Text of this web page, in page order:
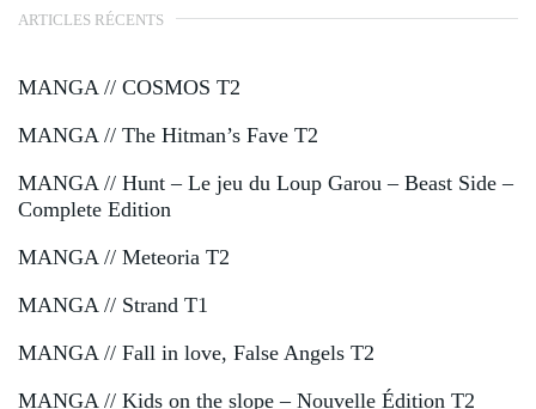
ARTICLES RÉCENTS
MANGA // COSMOS T2
MANGA // The Hitman’s Fave T2
MANGA // Hunt – Le jeu du Loup Garou – Beast Side –
Complete Edition
MANGA // Meteoria T2
MANGA // Strand T1
MANGA // Fall in love, False Angels T2
MANGA // Kids on the slope – Nouvelle Édition T2